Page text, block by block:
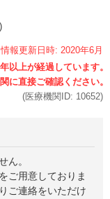
情報更新日時: 2020年6月
(医療機関ID: 10652)
ん。
ご用意しておりま
ご連絡をいただけ